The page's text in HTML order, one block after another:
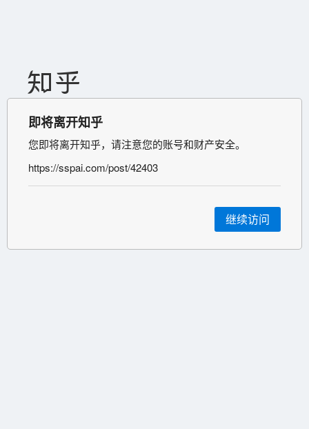
即将离开知乎
您即将离开知乎，请注意您的账号和财产安全。
https://sspai.com/post/42403
继续访问